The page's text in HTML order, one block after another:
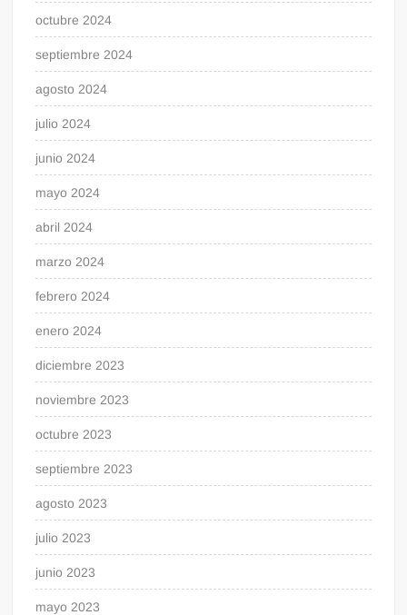
octubre 2024
septiembre 2024
agosto 2024
julio 2024
junio 2024
mayo 2024
abril 2024
marzo 2024
febrero 2024
enero 2024
diciembre 2023
noviembre 2023
octubre 2023
septiembre 2023
agosto 2023
julio 2023
junio 2023
mayo 2023